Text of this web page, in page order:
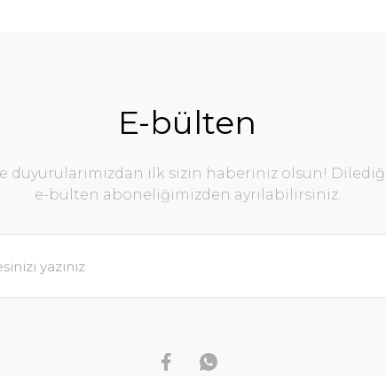
E-bülten
duyurularımızdan ilk sizin haberiniz olsun!
e-bülten aboneliğimizden ayrılabilirsiniz.